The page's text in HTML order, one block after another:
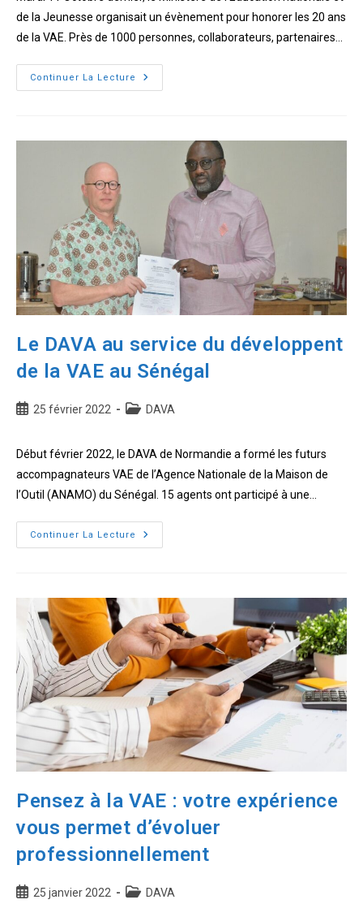
de la Jeunesse organisait un évènement pour honorer les 20 ans
de la VAE. Près de 1000 personnes, collaborateurs, partenaires…
Continuer La Lecture
VAE
ans
Le DAVA au service du développent
de la VAE au Sénégal
Publication
25 février 2022
PostDAVA
Début février 2022, le DAVA de Normandie a formé les futurs
accompagnateurs VAE de l’Agence Nationale de la Maison de
l’Outil (ANAMO) du Sénégal. 15 agents ont participé à une…
Continuer La Lecture
DAVA
du
développent
de
la
VAE
au
Sénégal
Pensez à la VAE : votre expérience
vous permet d’évoluer
professionnellement
Publication
25 janvier 2022
PostDAVA